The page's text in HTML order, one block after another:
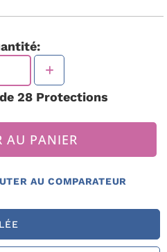
28 Protections
AU PANIER
AU COMPARATEUR